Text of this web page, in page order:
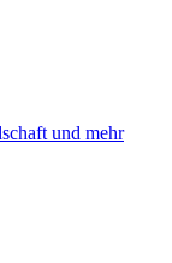
und mehr